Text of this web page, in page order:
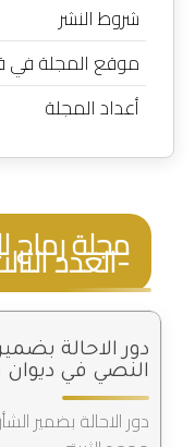
شروط النشر
موقع المجلة في
أعداد المجلة
مجلة رماح
-العدد
دور الاحالة
النصي في ديوان
دور الاحالة بضمير